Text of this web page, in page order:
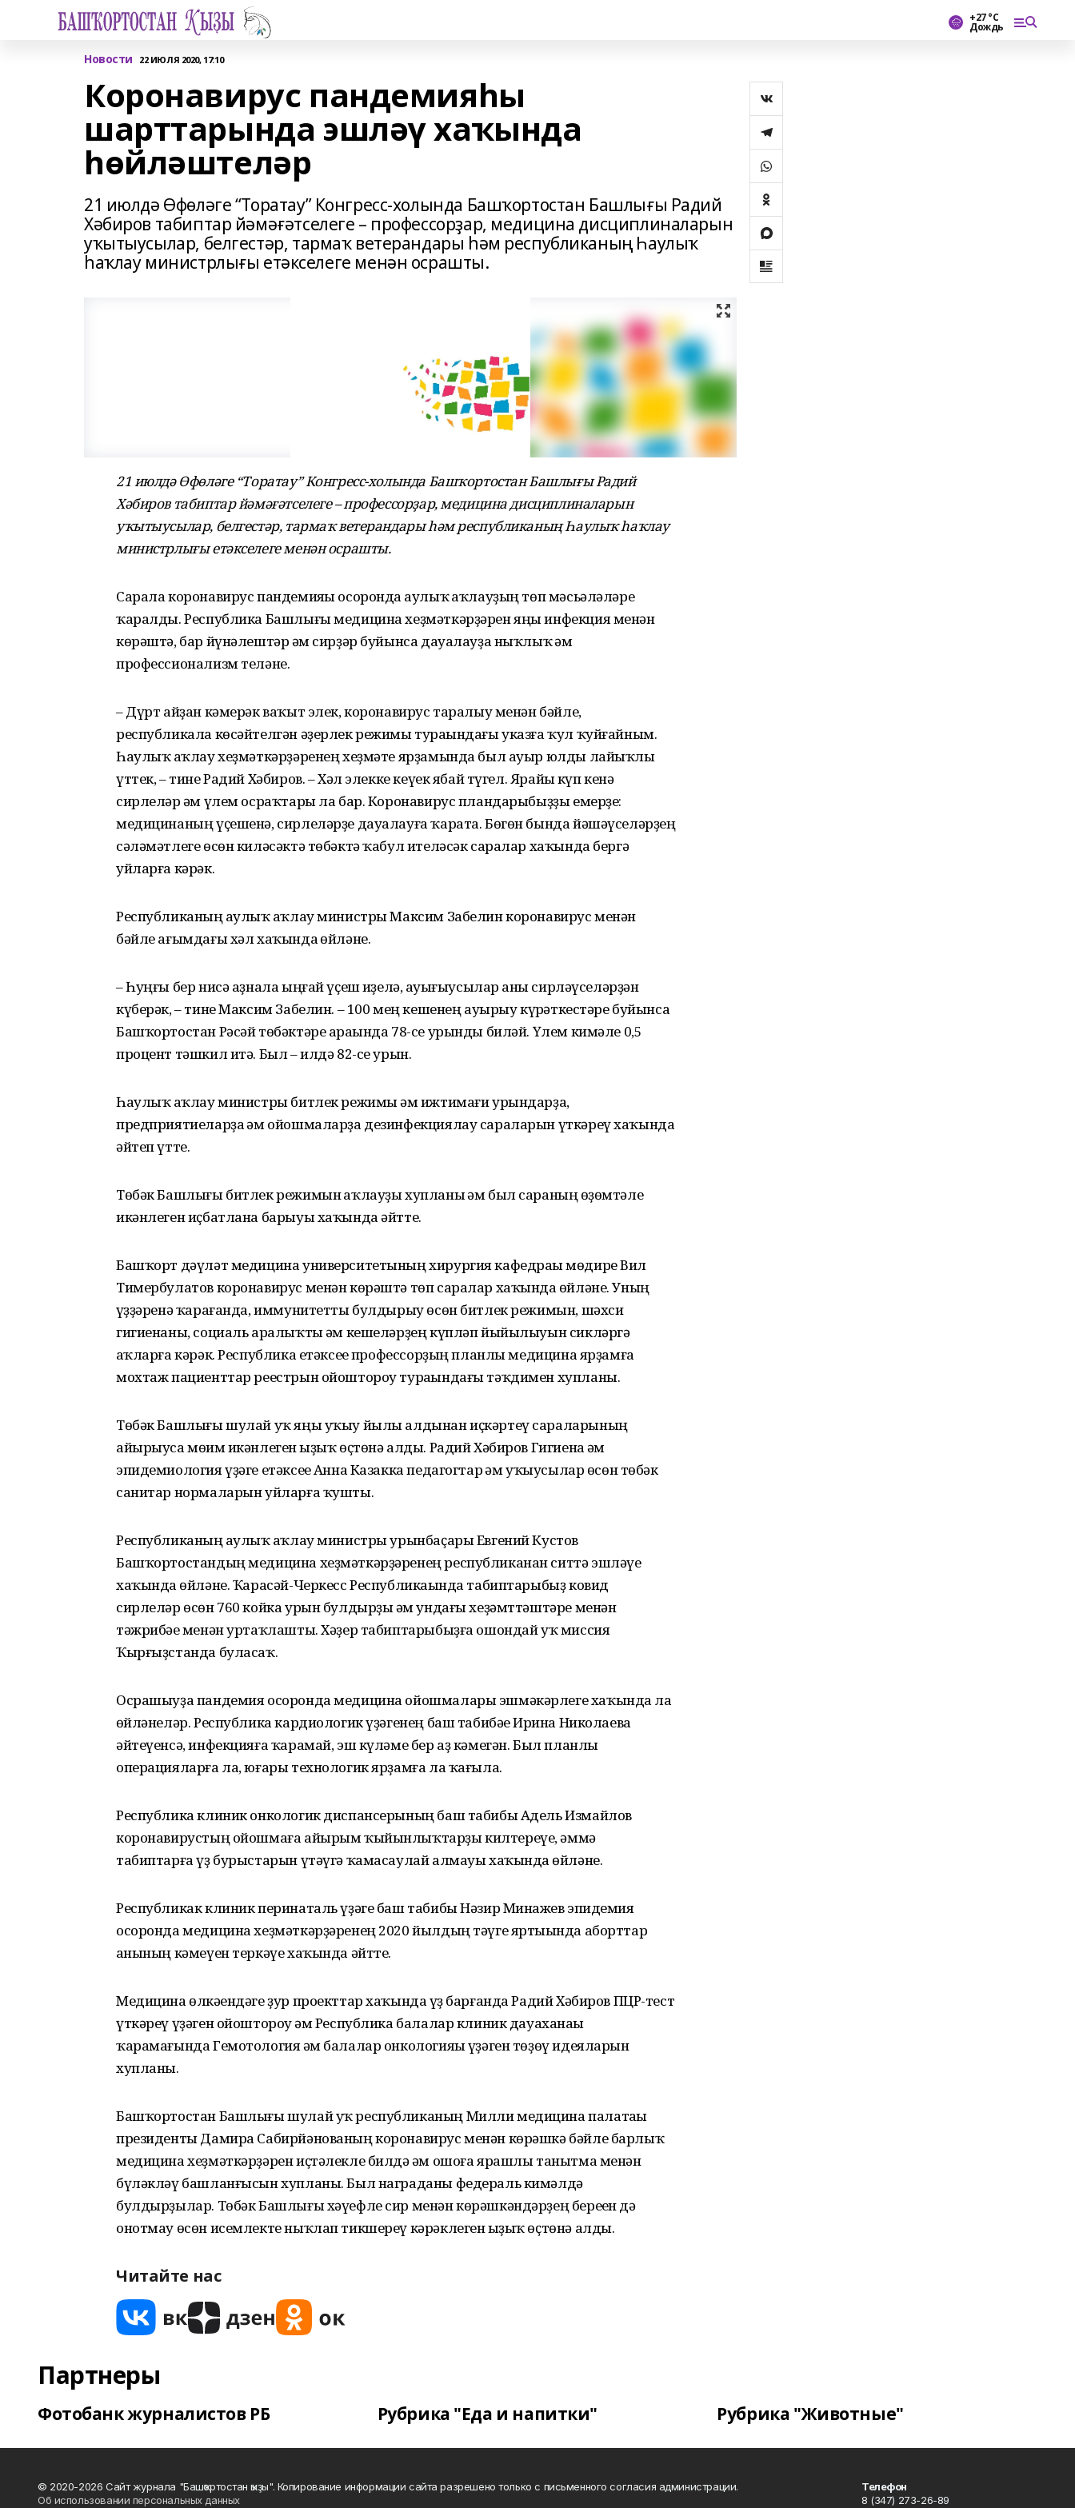
+27 °С
Дождь
Новости 22 ИЮЛЯ 2020, 17:10
Коронавирус пандемияһы
шарттарында эшләү хаҡында
һөйләштеләр
21 июлдә Өфөләге “Торатау” Конгресс-холында Башҡортостан Башлығы Радий
Хәбиров табиптар йәмәғәтселеге – профессорҙар, медицина дисциплиналарын
уҡытыусылар, белгестәр, тармаҡ ветерандары һәм республиканың Һаулыҡ
һаҡлау министрлығы етәкселеге менән осрашты.
21 июлдә Өфөләге “Торатау” Конгресс-холында Башҡортостан Башлығы Радий
Хәбиров табиптар йәмәғәтселеге – профессорҙар, медицина дисциплиналарын
уҡытыусылар, белгестәр, тармаҡ ветерандары һәм республиканың Һаулыҡ һаҡлау
министрлығы етәкселеге менән осрашты.
Сарала коронавирус пандемияһы осоронда һаулыҡ һаҡлауҙың төп мәсьәләләре
ҡаралды. Республика Башлығы медицина хеҙмәткәрҙәрен яңы инфекция менән
көрәштә, бар йүнәлештәр һәм сирҙәр буйынса дауалауҙа ныҡлыҡ һәм
профессионализм теләне.
– Дүрт айҙан кәмерәк ваҡыт элек, коронавирус таралыу менән бәйле,
республикала көсәйтелгән әҙерлек режимы тураһындағы указға ҡул ҡуйғайным.
Һаулыҡ һаҡлау хеҙмәткәрҙәренең хеҙмәте ярҙамында был ауыр юлды лайыҡлы
үттек, – тине Радий Хәбиров. – Хәл элекке кеүек ябай түгел. Ярайһы күп кенә
сирлеләр һәм үлем осраҡтары ла бар. Коронавирус пландарыбыҙҙы емерҙе:
медицинаның үҫешенә, сирлеләрҙе дауалауға ҡарата. Бөгөн бында йәшәүселәрҙең
сәләмәтлеге өсөн киләсәктә төбәктә ҡабул ителәсәк саралар хаҡында бергә
уйларға кәрәк.
Республиканың һаулыҡ һаҡлау министры Максим Забелин коронавирус менән
бәйле ағымдағы хәл хаҡында һөйләне.
– Һуңғы бер нисә аҙнала ыңғай үҫеш һиҙелә, һауығыусылар һаны сирләүселәрҙән
күберәк, – тине Максим Забелин. – 100 мең кешенең ауырыу күрһәткестәре буйынса
Башҡортостан Рәсәй төбәктәре араһында 78-се урынды биләй. Үлем кимәле 0,5
процент тәшкил итә. Был – илдә 82-се урын.
Һаулыҡ һаҡлау министры битлек режимы һәм ижтимағи урындарҙа,
предприятиеларҙа һәм ойошмаларҙа дезинфекциялау сараларын үткәреү хаҡында
әйтеп үтте.
Төбәк Башлығы битлек режимын һаҡлауҙы хупланы һәм был сараның һөҙөмтәле
икәнлеген иҫбатлана барыуы хаҡында әйтте.
Башҡорт дәүләт медицина университетының хирургия кафедраһы мөдире Вил
Тимербулатов коронавирус менән көрәштә төп саралар хаҡында һөйләне. Уның
һүҙҙәренә ҡарағанда, иммунитетты булдырыу өсөн битлек режимын, шәхси
гигиенаны, социаль аралыҡты һәм кешеләрҙең күпләп йыйылыуын сикләргә
һаҡларға кәрәк. Республика етәксеһе профессорҙың планлы медицина ярҙамға
мохтаж пациенттар реестрын ойоштороу тураһындағы тәҡдимен хупланы.
Төбәк Башлығы шулай уҡ яңы уҡыу йылы алдынан иҫкәртеү сараларының
айырыуса мөһим икәнлеген һыҙыҡ өҫтөнә алды. Радий Хәбиров Гигиена һәм
эпидемиология үҙәге етәксеһе Анна Казакка педагогтар һәм уҡыусылар өсөн төбәк
санитар нормаларын уйларға ҡушты.
Республиканың һаулыҡ һаҡлау министры урынбаҫары Евгений Кустов
Башҡортостандың медицина хеҙмәткәрҙәренең республиканан ситтә эшләүе
хаҡында һөйләне. Ҡарасәй-Черкесс Республикаһында табиптарыбыҙ ковид
сирлеләр өсөн 760 койка урын булдырҙы һәм ундағы хеҙәмттәштәре менән
тәжрибәһе менән уртаҡлашты. Хәҙер табиптарыбыҙға ошондай уҡ миссия
Ҡырғыҙстанда буласаҡ.
Осрашыуҙа пандемия осоронда медицина ойошмалары эшмәкәрлеге хаҡында ла
һөйләнеләр. Республика кардиологик үҙәгенең баш табибәһе Ирина Николаева
әйтеүенсә, инфекцияға ҡарамай, эш күләме бер аҙ кәмегән. Был планлы
операцияларға ла, юғары технологик ярҙамға ла ҡағыла.
Республика клиник онкологик диспансерының баш табибы Адель Измайлов
коронавирустың ойошмаға айырым ҡыйынлыҡтарҙы килтереүе, әммә
табиптарға үҙ бурыстарын үтәүгә ҡамасаулай алмауы хаҡында һөйләне.
Республикак клиник перинаталь үҙәге баш табибы Нәзир Минһажев эпидемия
осоронда медицина хеҙмәткәрҙәренең 2020 йылдың тәүге яртыһында аборттар
һанының кәмеүен теркәүе хаҡында әйтте.
Медицина өлкәһендәге ҙур проекттар хаҡында һүҙ барғанда Радий Хәбиров ПЦР-тест
үткәреү үҙәген ойоштороу һәм Республика балалар клиник дауаханаһы
ҡарамағында Гемотология һәм балалар онкологияһы үҙәген төҙөү идеяларын
хупланы.
Башҡортостан Башлығы шулай уҡ республиканың Милли медицина палатаһы
президенты Дамира Сабирйәнованың коронавирус менән көрәшкә бәйле барлыҡ
медицина хеҙмәткәрҙәрен иҫтәлекле билдә һәм ошоға ярашлы танытма менән
бүләкләү башланғысын хупланы. Был награданы федераль кимәлдә
булдырҙылар. Төбәк Башлығы хәүефле сир менән көрәшкәндәрҙең береһен дә
онотмау өсөн исемлекте ныҡлап тикшереү кәрәклеген һыҙыҡ өҫтөнә алды.
Читайте нас
Партнеры
Фотобанк журналистов РБ Рубрика "Еда и напитки" Рубрика "Животные"
© 2020-2026 Сайт журнала "Башҡортостан ҡыҙы". Копирование информации сайта разрешено только с письменного согласия администрации.
Об использовании персональных данных
Телефон
8 (347) 273-26-89